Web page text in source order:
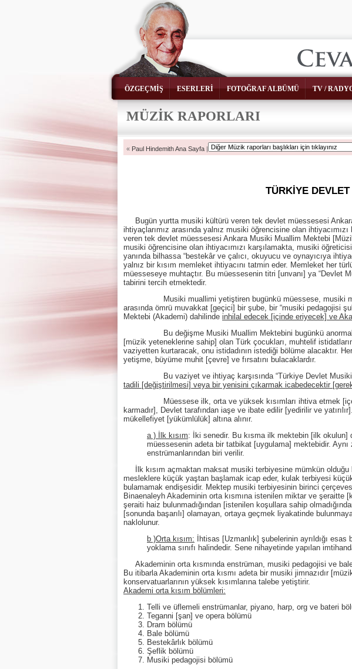
ÖZGEÇMİŞ ESERLERİ FOTOĞRAF ALBÜMÜ TV /
MÜZİK RAPORLARI
« Paul Hindemith Ana Sayfa |
TÜRKİYE
Bugün yurtta musiki kültürü veren tek devlet müessesesi
ihtiyaçlarımız arasında yalnız musiki öğrencisine olan
veren tek devlet müessesesi Ankara Musiki Muallim Mektebi
musiki öğrencisine olan ihtiyacımızı karşılamakta, musiki
yanında bilhassa “bestekâr ve çalıcı, okuyucu ve oynayıcıya
yalnız bir kısım memleket ihtiyacını tatmin eder. Memleket her
müesseseye muhtaçtır. Bu müessesenin titri [unvanı] ya “Devlet
tabirini tercih etmektedir.
Musiki muallimi yetiştiren bugünkü müessese, musiki
arasında ömrü muvakkat [geçici] bir şube, bir “musiki pedagojisi
Mektebi (Akademi) dahilinde inhilal edecek [içinde eriyecek] ve
Bu değişme Musiki Muallim Mektebini bugünkü anormal
[müzik yeteneklerine sahip] olan Türk çocukları, muhtelif
vaziyetten kurtaracak, onu istidadının istediği bölüme alacaktır.
yetişme, büyüme muhit [çevre] ve fırsatını bulacaklardır.
Bu vaziyet ve ihtiyaç karşısında “Türkiye Devlet Musiki
tadili [değiştirilmesi] veya bir yenisini çıkarmak icabedecektir
Müessese ilk, orta ve yüksek kısımları ihtiva etmek
karmadır], Devlet tarafından iaşe ve ibate edilir [yedirilir ve
mükellefiyet [yükümlülük] altına alınır.
a ) İlk kısım: İki senedir. Bu kısma ilk mektebin [ilk okulun]
müessesenin adeta bir tatbikat [uygulama] mektebidir.
enstrümanlarından biri verilir.
İlk kısım açmaktan maksat musiki terbiyesine mümkün
mesleklere küçük yaştan başlamak icap eder, kulak terbiyesi
bulamamak endişesidir. Mektep musiki terbiyesinin birinci
Binaenaleyh Akademinin orta kısmına istenilen miktar ve
şeraiti haiz bulunmadığından [istenilen koşullara sahip
[sonunda başarılı] olamayan, ortaya geçmek liyakatinde
naklolunur.
b )Orta kısım: İhtisas [Uzmanlık] şubelerinin ayrıldığı
yoklama sınıfı halindedir. Sene nihayetinde yapılan
Akademinin orta kısmında enstrüman, musiki pedagojisi ve
Bu itibarla Akademinin orta kısmı adeta bir musiki jimnazıdır
konservatuarlarının yüksek kısımlarına talebe yetiştirir.
Akademi orta kısım bölümleri:
Telli ve üflemeli enstrümanlar, piyano, harp, org ve bateri
Teganni [şan] ve opera bölümü
Dram bölümü
Bale bölümü
Bestekârlık bölümü
Şeflik bölümü
Musiki pedagojisi bölümü